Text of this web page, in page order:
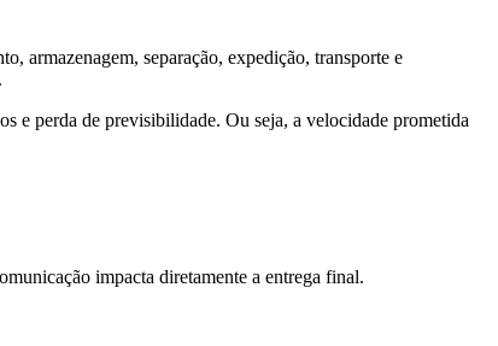
armazenagem, separação, expedição, transporte e
e perda de previsibilidade. Ou seja, a velocidade prometida
impacta diretamente a entrega final.